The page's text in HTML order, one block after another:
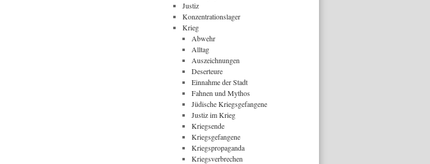
Justiz
Konzentrationslager
Krieg
Abwehr
Alltag
Auszeichnungen
Deserteure
Einnahme der Stadt
Fahnen und Mythos
Jüdische Kriegsgefangene
Justiz im Krieg
Kriegsende
Kriegsgefangene
Kriegspropaganda
Kriegsverbrechen